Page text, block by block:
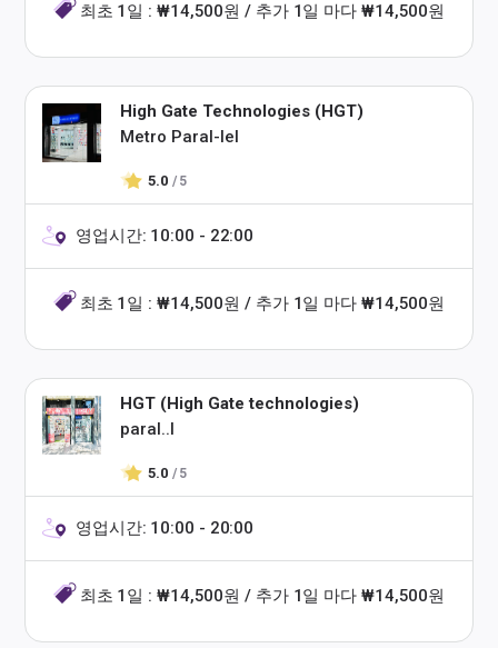
최초 1일 : ₩14,500원 / 추가 1일 마다 ₩14,500원
High Gate Technologies (HGT)
Metro Paral-lel
5.0 / 5
영업시간: 10:00 - 22:00
최초 1일 : ₩14,500원 / 추가 1일 마다 ₩14,500원
HGT (High Gate technologies)
paral..l
5.0 / 5
영업시간: 10:00 - 20:00
최초 1일 : ₩14,500원 / 추가 1일 마다 ₩14,500원